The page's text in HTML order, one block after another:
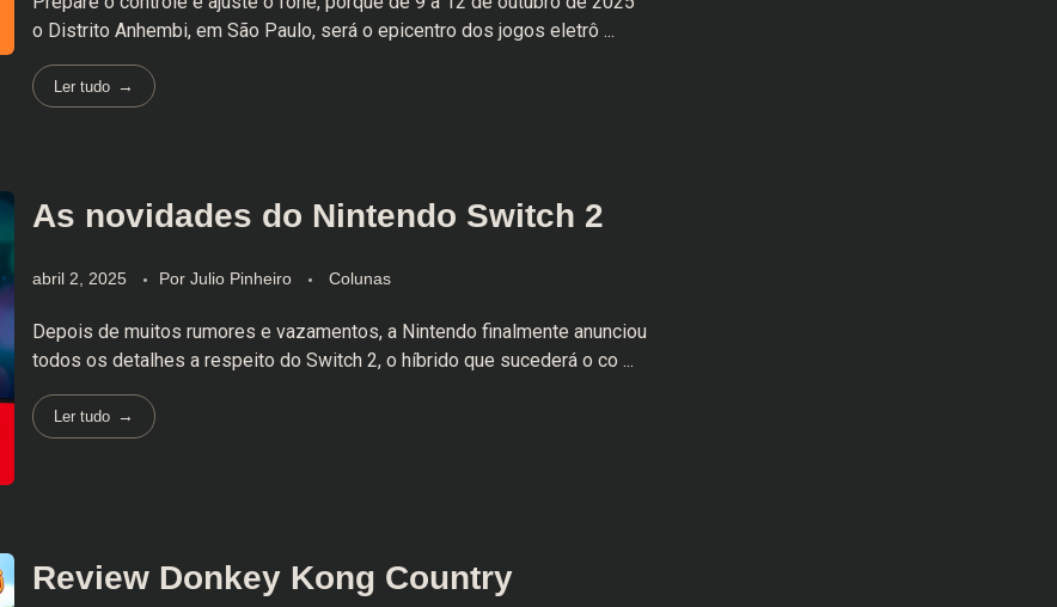
o Distrito Anhembi, em São Paulo, será o epicentro dos jogos eletrô ...
Ler tudo
As novidades do Nintendo Switch 2
abril 2, 2025 Por Julio Pinheiro Colunas
Depois de muitos rumores e vazamentos, a Nintendo finalmente anunciou
todos os detalhes a respeito do Switch 2, o híbrido que sucederá o co ...
Ler tudo
Review Donkey Kong Country